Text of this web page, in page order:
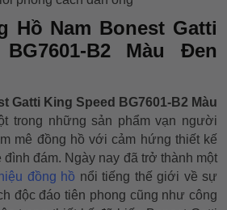
Hồ Nam Bonest Gatti
B2 Màu Đen
Gatti King Speed BG7601-B2 Màu
trong những sản phẩm vạn người
mê đồng hồ với cảm hứng thiết kế
đám. Ngày nay đã trở thành một
đồng hồ nổi tiếng thế giới về sự
độc đáo tiên phong cũng như công